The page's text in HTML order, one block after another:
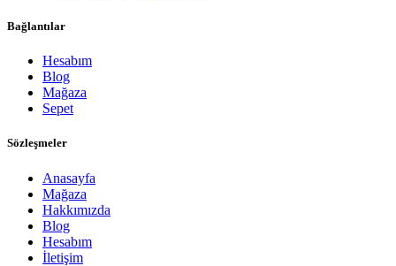
Bağlantılar
Hesabım
Blog
Mağaza
Sepet
Sözleşmeler
Anasayfa
Mağaza
Hakkımızda
Blog
Hesabım
İletişim